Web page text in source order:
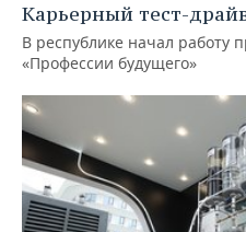
Карьерный тест-
В республике начал
«Профессии будущего»